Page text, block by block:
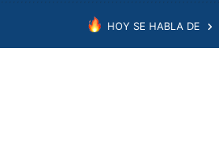
HOY SE HABLA DE